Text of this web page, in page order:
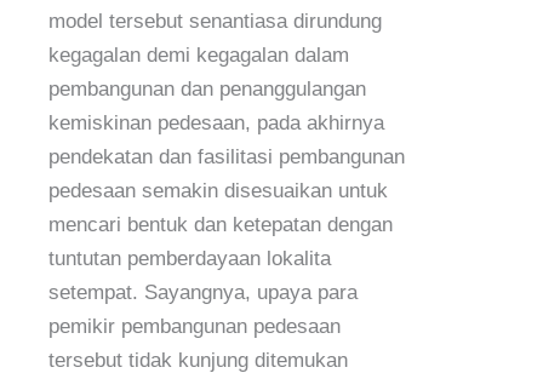
model tersebut senantiasa dirundung
kegagalan demi kegagalan dalam
pembangunan dan penanggulangan
kemiskinan pedesaan, pada akhirnya
pendekatan dan fasilitasi pembangunan
pedesaan semakin disesuaikan untuk
mencari bentuk dan ketepatan dengan
tuntutan pemberdayaan lokalita
setempat. Sayangnya, upaya para
pemikir pembangunan pedesaan
tersebut tidak kunjung ditemukan